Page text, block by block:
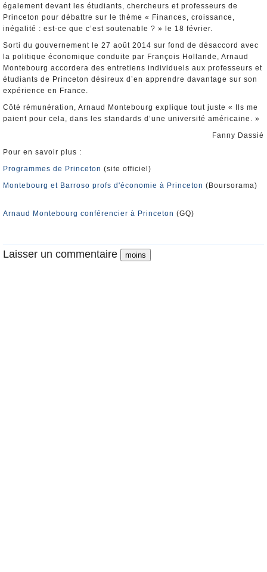
également devant les étudiants, chercheurs et professeurs de
Princeton pour débattre sur le thème « Finances, croissance,
inégalité : est-ce que c’est soutenable ? » le 18 février.
Sorti du gouvernement le 27 août 2014 sur fond de désaccord avec
la politique économique conduite par François Hollande, Arnaud
Montebourg accordera des entretiens individuels aux professeurs et
étudiants de Princeton désireux d’en apprendre davantage sur son
expérience en France.
Côté rémunération, Arnaud Montebourg explique tout juste « Ils me
paient pour cela, dans les standards d’une université américaine. »
Fanny Dassié
Pour en savoir plus :
Programmes de Princeton (site officiel)
Montebourg et Barroso profs d'économie à Princeton (Boursorama)
Arnaud Montebourg conférencier à Princeton (GQ)
Laisser un commentaire